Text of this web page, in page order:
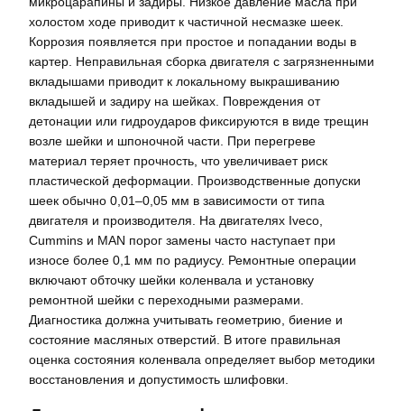
холостом ходе приводит к частичной несмазке шеек.
Коррозия появляется при простое и попадании воды в
картер. Неправильная сборка двигателя с загрязненными
вкладышами приводит к локальному выкрашиванию
вкладышей и задиру на шейках. Повреждения от
детонации или гидроударов фиксируются в виде трещин
возле шейки и шпоночной части. При перегреве
материал теряет прочность, что увеличивает риск
пластической деформации. Производственные допуски
шеек обычно 0,01–0,05 мм в зависимости от типа
двигателя и производителя. На двигателях Iveco,
Cummins и MAN порог замены часто наступает при
износе более 0,1 мм по радиусу. Ремонтные операции
включают обточку шейки коленвала и установку
ремонтной шейки с переходными размерами.
Диагностика должна учитывать геометрию, биение и
состояние масляных отверстий. В итоге правильная
оценка состояния коленвала определяет выбор методики
восстановления и допустимость шлифовки.